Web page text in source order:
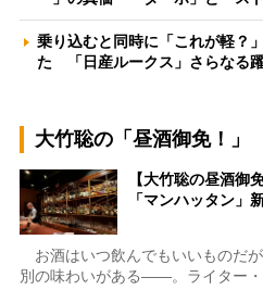
乗り込むと同時に「これが軽？
た 「日産ルークス」さらなる
大竹聡の「昼酒御免！」
【大竹聡の昼酒御
「マンハッタン」
お酒はいつ飲んでもいいものだ
別の味わいがある――。ライター